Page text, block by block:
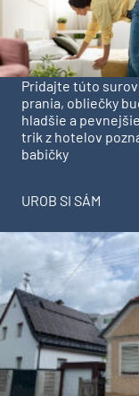
Pridajte túto
prania, obliečky
hladšie a
trik z hotelov
babičky
UROB SI SÁM